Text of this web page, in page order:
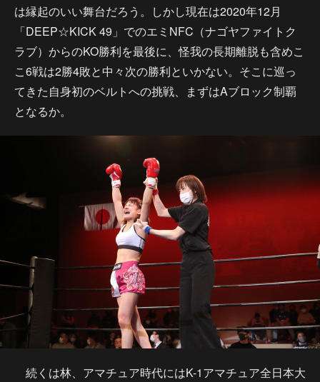
は縁起のいい舞台だろう。しかし現在は2020年12月
「DEEP☆KICK 49」でのエミNFC（ナゴヤファイトク
ラブ）からのKO勝利を最後に、怪我の長期離脱も含めこ
こ6戦は2勝4敗と中々次の勝利といかない。そこに巡っ
てきた自身初のベルトへの挑戦、まずはAブロック制覇
となるか。
続くは林、アマチュア時代にはK-1アマチュア全日本大